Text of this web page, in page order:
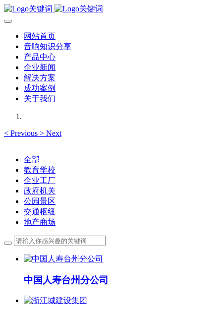
网站首页
音响知识分享
产品中心
企业新闻
解决方案
成功案例
关于我们
< Previous > Next
全部
教育学校
企业工厂
政府机关
公园景区
交通枢纽
地产商场
中国人寿台州分公司